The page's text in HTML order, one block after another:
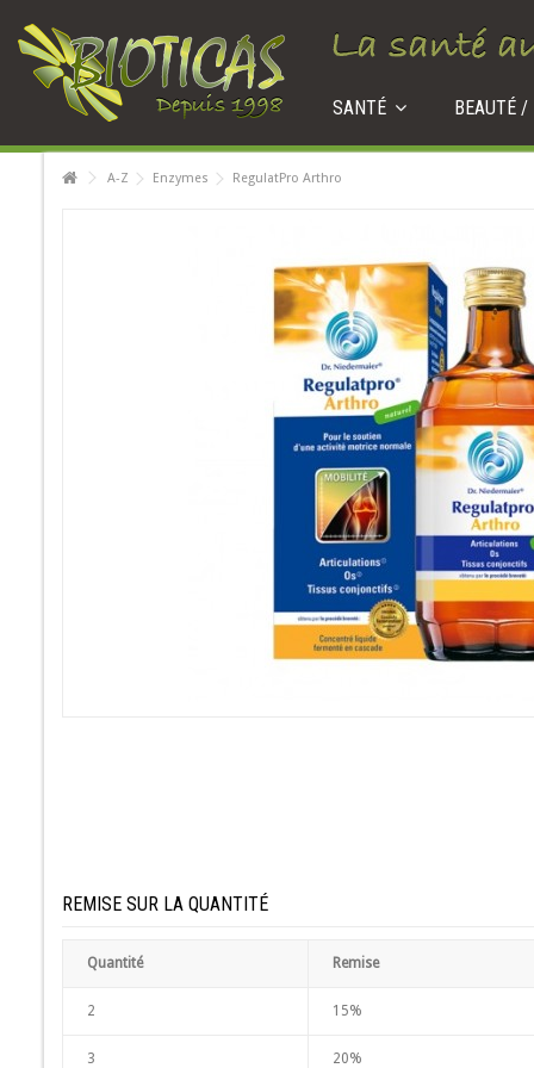
SANTÉ BEAUTÉ
A-Z Enzymes RegulatPro Arthro
REMISE SUR LA QUANTITÉ
Quantité Remise
2 15%
3 20%